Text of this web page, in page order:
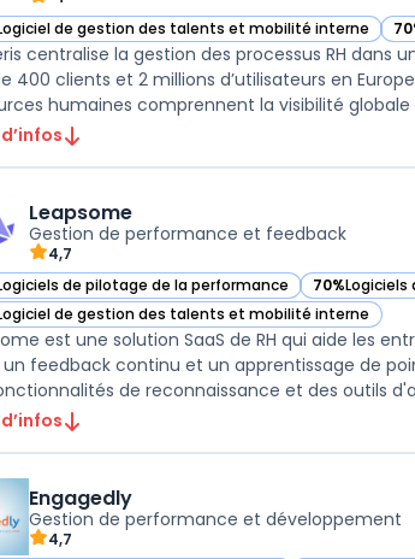
de gestion des talents et mobilité interne
Foederis dans cette catégorie —
centralise la gestion des processus RH dans
400 clients et 2 millions d’utilisateurs en
humaines comprennent la visibilité globale
Leapsome
Gestion de performance et feedback
4,7
de pilotage de la performance
Leapsome dans cette catégorie 70%Logiciels
— voir
de gestion des talents et mobilité interne
Leapsome dans cette catégorie
est une solution SaaS de RH qui aide les
un feedback continu et un apprentissage de
de reconnaissance et des outils
Engagedly
Gestion de performance et développement
4,7